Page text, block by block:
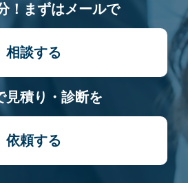
！まずはメールで
相談する
見積り・診断を
依頼する